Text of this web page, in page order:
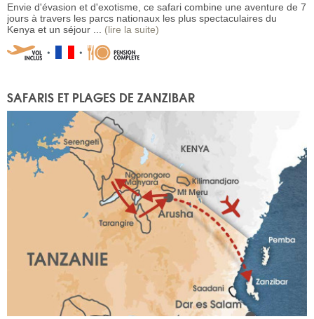
Envie d'évasion et d'exotisme, ce safari combine une aventure de 7
jours à travers les parcs nationaux les plus spectaculaires du
Kenya et un séjour ... (lire la suite)
SAFARIS ET PLAGES DE ZANZIBAR